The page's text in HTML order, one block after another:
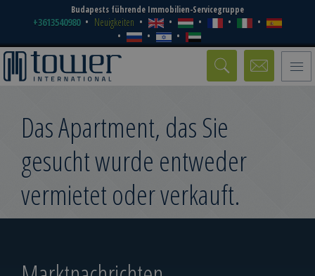
Budapests führende Immobilien-Servicegruppe
+3613540980 Neuigkeiten
Toggle
Das Apartment, das Sie
gesucht wurde entweder
vermietet oder verkauft.